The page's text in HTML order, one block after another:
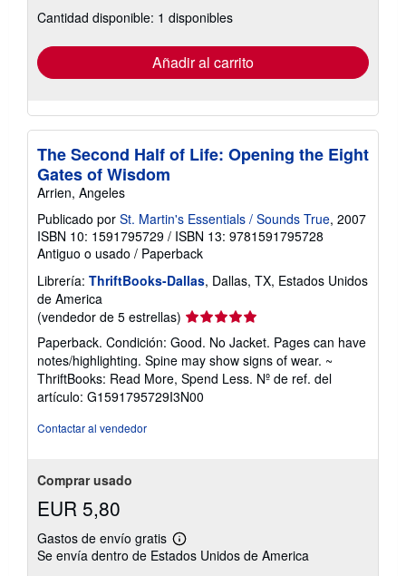
las
tarifas
envío
Cantidad disponible: 1 disponibles
Añadir al carrito
The Second Half of Life: Opening the Eight
Gates of Wisdom
Arrien, Angeles
Publicado por St. Martin's Essentials / Sounds True, 2007
ISBN 10: 1591795729 / ISBN 13: 9781591795728
Antiguo o usado / Paperback
Librería: ThriftBooks-Dallas, Dallas, TX, Estados Unidos
de America
(vendedor de 5 estrellas) Calificación
del
vendedor:
5
de
5
Paperback. Condición: Good. No Jacket. Pages can have
notes/highlighting. Spine may show signs of wear. ~
ThriftBooks: Read More, Spend Less. Nº de ref. del
artículo: G1591795729I3N00
Contactar al vendedor
Comprar usado
EUR 5,80
Gastos de envío gratis
Más
información
Se envía dentro de Estados Unidos de America